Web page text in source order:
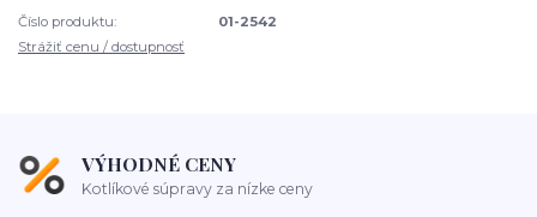
Číslo produktu:
01-2542
Strážiť cenu / dostupnosť
VÝHODNÉ CENY
Kotlíkové súpravy za nízke ceny